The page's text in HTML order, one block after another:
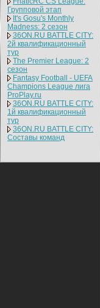
Групповой этап
It's Gosu's Monthly
Madness: 2 сезон
36ON.RU BATTLE CITY:
2й квалификационный
тур
The Premier League: 2
cезон
Fantasy Football - UEFA
Champions League лига
ProPlay.ru
36ON.RU BATTLE CITY:
1й квалификационный
тур
36ON.RU BATTLE CITY:
Составы команд